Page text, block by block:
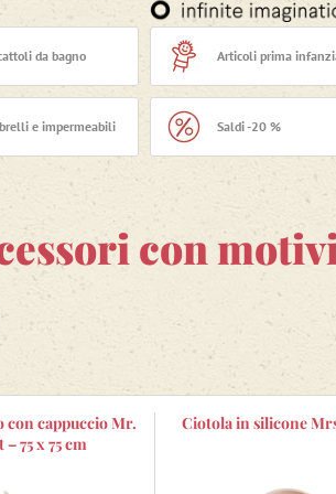
da bagno Articoli prima
e impermeabili Saldi -20 %
con
con cappuccio Mr.
75 x 75 cm
Ciotola in silicone